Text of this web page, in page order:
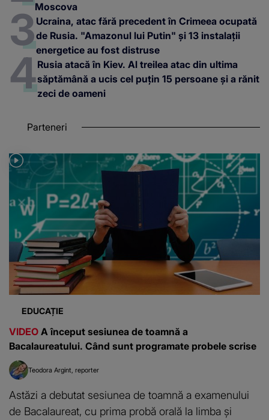
Moscova
Ucraina, atac fără precedent în Crimeea ocupată
de Rusia. "Amazonul lui Putin" și 13 instalații
energetice au fost distruse
Rusia atacă în Kiev. Al treilea atac din ultima
săptămână a ucis cel puțin 15 persoane și a rănit
zeci de oameni
Parteneri
EDUCAȚIE
VIDEO A început sesiunea de toamnă a
Bacalaureatului. Când sunt programate probele scrise
Teodora Argint reporter
Astăzi a debutat sesiunea de toamnă a examenului
de Bacalaureat, cu prima probă orală la limba și